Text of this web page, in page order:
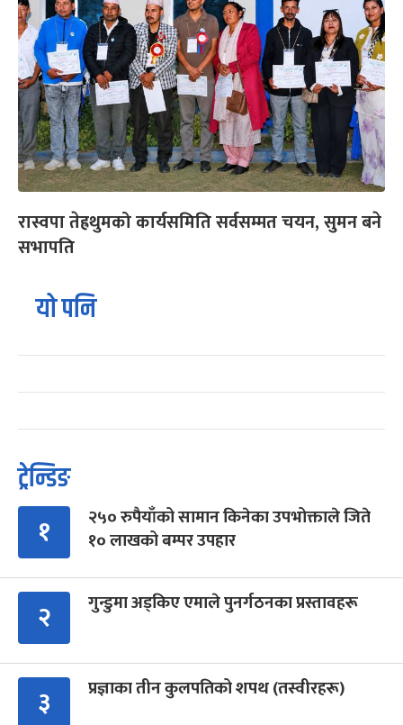
रास्वपा तेह्रथुमको कार्यसमिति सर्वसम्मत चयन, सुमन बने
सभापति
यो पनि
ट्रेन्डिङ
१
२५० रुपैयाँको सामान किनेका उपभोक्ताले जिते
१० लाखको बम्पर उपहार
२ गुन्डुमा अड्किए एमाले पुनर्गठनका प्रस्तावहरू
३ प्रज्ञाका तीन कुलपतिको शपथ (तस्वीरहरू)